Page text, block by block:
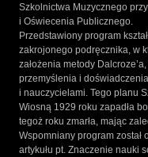
Szkolnictwa Muzycznego
i Oświecenia Publicznego.
Przedstawiony program
zakrojonego podręcznika, w
założenia metody
przemyślenia i
i nauczycielami. Tego planu
Wiosną 1929 roku zapadła
tegoż roku zmarła, mając
Wspomniany program
artykułu pt. Znaczenie nauki